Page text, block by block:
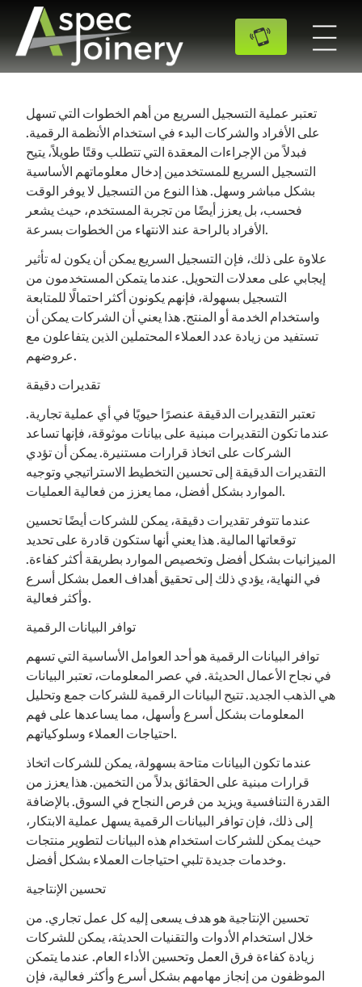
تعتبر عملية التسجيل السريع من أهم الخطوات التي تسهل
على الأفراد والشركات البدء في استخدام الأنظمة الرقمية.
فبدلاً من الإجراءات المعقدة التي تتطلب وقتًا طويلاً، يتيح
التسجيل السريع للمستخدمين إدخال معلوماتهم الأساسية
بشكل مباشر وسهل. هذا النوع من التسجيل لا يوفر الوقت
فحسب، بل يعزز أيضًا من تجربة المستخدم، حيث يشعر
الأفراد بالراحة عند الانتهاء من الخطوات بسرعة.
علاوة على ذلك، فإن التسجيل السريع يمكن أن يكون له تأثير
إيجابي على معدلات التحويل. عندما يتمكن المستخدمون من
التسجيل بسهولة، فإنهم يكونون أكثر احتمالًا للمتابعة
واستخدام الخدمة أو المنتج. هذا يعني أن الشركات يمكن أن
تستفيد من زيادة عدد العملاء المحتملين الذين يتفاعلون مع
عروضهم.
تقديرات دقيقة
تعتبر التقديرات الدقيقة عنصرًا حيويًا في أي عملية تجارية.
عندما تكون التقديرات مبنية على بيانات موثوقة، فإنها تساعد
الشركات على اتخاذ قرارات مستنيرة. يمكن أن تؤدي
التقديرات الدقيقة إلى تحسين التخطيط الاستراتيجي وتوجيه
الموارد بشكل أفضل، مما يعزز من فعالية العمليات.
عندما تتوفر تقديرات دقيقة، يمكن للشركات أيضًا تحسين
توقعاتها المالية. هذا يعني أنها ستكون قادرة على تحديد
الميزانيات بشكل أفضل وتخصيص الموارد بطريقة أكثر كفاءة.
في النهاية، يؤدي ذلك إلى تحقيق أهداف العمل بشكل أسرع
وأكثر فعالية.
توافر البيانات الرقمية
توافر البيانات الرقمية هو أحد العوامل الأساسية التي تسهم
في نجاح الأعمال الحديثة. في عصر المعلومات، تعتبر البيانات
هي الذهب الجديد. تتيح البيانات الرقمية للشركات جمع وتحليل
المعلومات بشكل أسرع وأسهل، مما يساعدها على فهم
احتياجات العملاء وسلوكياتهم.
عندما تكون البيانات متاحة بسهولة، يمكن للشركات اتخاذ
قرارات مبنية على الحقائق بدلاً من التخمين. هذا يعزز من
القدرة التنافسية ويزيد من فرص النجاح في السوق. بالإضافة
إلى ذلك، فإن توافر البيانات الرقمية يسهل عملية الابتكار،
حيث يمكن للشركات استخدام هذه البيانات لتطوير منتجات
وخدمات جديدة تلبي احتياجات العملاء بشكل أفضل.
تحسين الإنتاجية
تحسين الإنتاجية هو هدف يسعى إليه كل عمل تجاري. من
خلال استخدام الأدوات والتقنيات الحديثة، يمكن للشركات
زيادة كفاءة فرق العمل وتحسين الأداء العام. عندما يتمكن
الموظفون من إنجاز مهامهم بشكل أسرع وأكثر فعالية، فإن